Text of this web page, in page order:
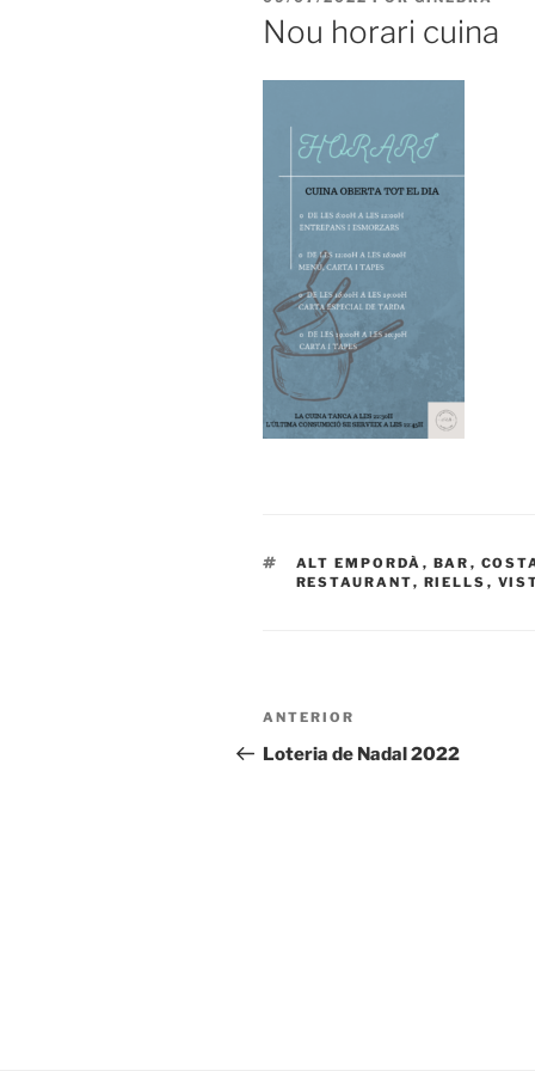
EL
Nou horari cuina
ETIQUETAS
ALT EMPORDÀ , BAR ,
RESTAURANT, RIELLS ,
Navegación
de
Entrada
anterior:
ANTERIOR
Loteria de Nadal 2022